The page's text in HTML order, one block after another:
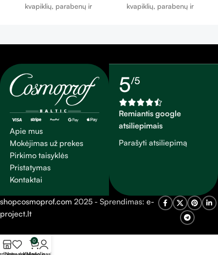
kvapiklių, parabenų ir
suteikia žvakėms
nepakartojamą “šerkšno”
tekstūrą.
kvapiklių, parabenų ir
suteikia žvakėms
Apie mus
Mokėjimas už prekes
Pirkimo taisyklės
Pristatymas
Kontaktai
5/5
Remiantis google
atsiliepimais
Parašyti atsiliepimą
shopcosmoprof.com 2025 - Sprendimas: e-
project.lt
0